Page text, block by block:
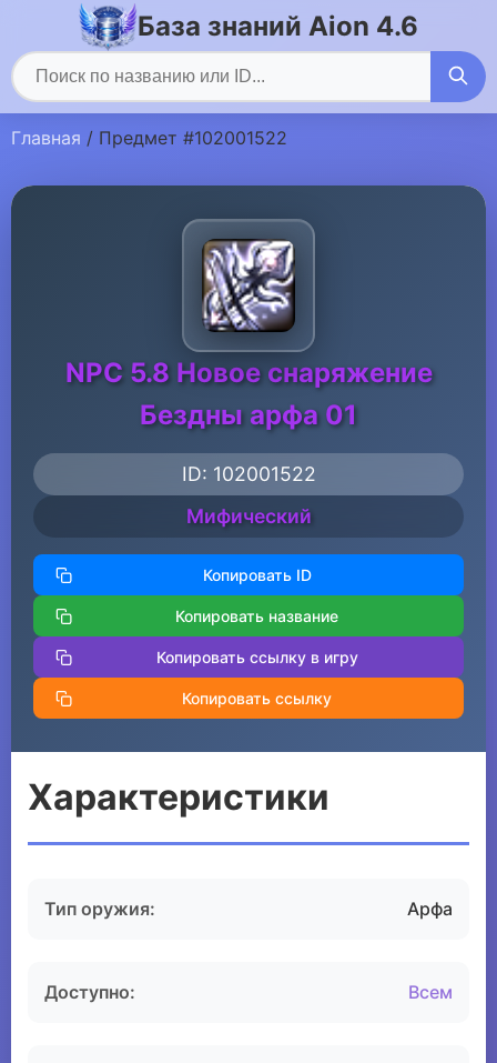
База знаний Aion 4.6
Главная / Предмет #102001522
NPC 5.8 Новое снаряжение
Бездны арфа 01
ID: 102001522
Мифический
Копировать ID
Копировать название
Копировать ссылку в игру
Копировать ссылку
Характеристики
Тип оружия: Арфа
Доступно: Всем